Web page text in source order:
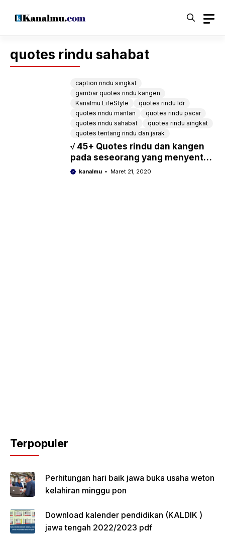
quotes rindu sahabat
caption rindu singkat
gambar quotes rindu kangen
Kanalmu LifeStyle
quotes rindu ldr
quotes rindu mantan
quotes rindu pacar
quotes rindu sahabat
quotes rindu singkat
quotes tentang rindu dan jarak
√ 45+ Quotes rindu dan kangen
pada seseorang yang menyentuh
hati Untuk Status WA IG
kanalmu Maret 21, 2020
Terpopuler
Perhitungan hari baik jawa buka usaha weton
kelahiran minggu pon
Download kalender pendidikan (KALDIK )
jawa tengah 2022/2023 pdf